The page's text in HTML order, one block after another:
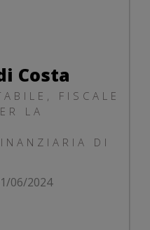
Costa
FISCALE
LA
DI
06/2024